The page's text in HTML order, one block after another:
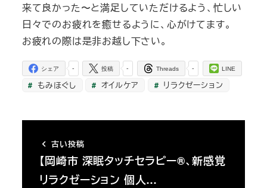
来て良かった〜と満足していただけるよう、忙しい
日々でのお疲れを癒せるように、心がけてます。
お疲れの際は是非お越し下さい。
-
シェア -
投稿 -
Threads LINE
もみほぐし オイルケア リラクゼーション
古い投稿
【岡崎市 深眠タッチセラピー®、新感覚
リラクゼーション 個人…